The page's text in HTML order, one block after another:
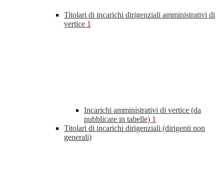
Titolari di incarichi dirigenziali amministrativi di
vertice 1
Incarichi amministrativi di vertice (da
pubblicare in tabelle) 1
Titolari di incarichi dirigenziali (dirigenti non
generali)